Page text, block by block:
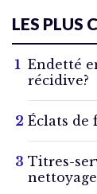
LES PLUS
Endetté
récidive?
Éclats de
Titres-
nettoyage